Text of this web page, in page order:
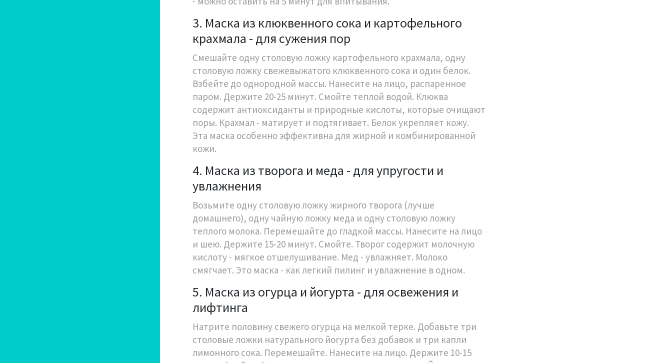
3. Маска из клюквенного сока и картофельного
крахмала - для сужения пор
Смешайте одну столовую ложку картофельного крахмала, одну
столовую ложку свежевыжатого клюквенного сока и один белок.
Взбейте до однородной массы. Нанесите на лицо, распаренное
паром. Держите 20-25 минут. Смойте теплой водой. Клюква
содержит антиоксиданты и природные кислоты, которые очищают
поры. Крахмал - матирует и подтягивает. Белок укрепляет кожу.
Эта маска особенно эффективна для жирной и комбинированной
кожи.
4. Маска из творога и меда - для упругости и
увлажнения
Возьмите одну столовую ложку жирного творога (лучше
домашнего), одну чайную ложку меда и одну столовую ложку
теплого молока. Перемешайте до гладкой массы. Нанесите на лицо
и шею. Держите 15-20 минут. Смойте. Творог содержит молочную
кислоту - мягкое отшелушивание. Мед - увлажняет. Молоко
смягчает. Это маска - как легкий пилинг и увлажнение в одном.
5. Маска из огурца и йогурта - для освежения и
лифтинга
Натрите половину свежего огурца на мелкой терке. Добавьте три
столовые ложки натурального йогурта без добавок и три капли
лимонного сока. Перемешайте. Нанесите на лицо. Держите 10-15